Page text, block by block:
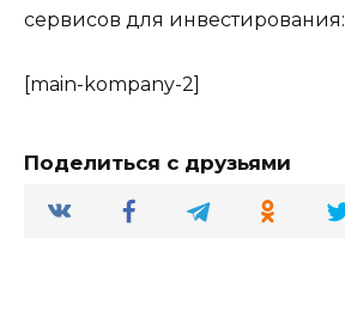
сервисов для инвестирования:
[main-kompany-2]
Поделиться с друзьями